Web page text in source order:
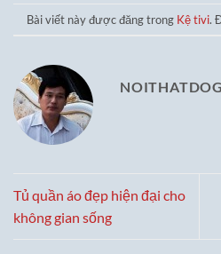
Bài viết này được đăng trong Kệ tivi.
Tủ quần áo đẹp hiện đại cho
không gian sống